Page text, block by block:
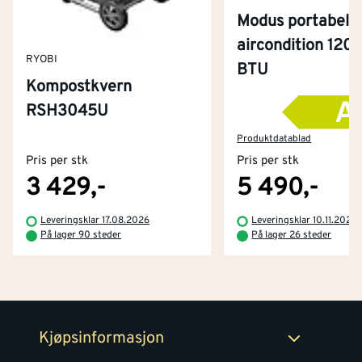
RYOBI
Kompostkvern
RSH3045U
Pris per stk
3 429,-
Leveringsklar 17.08.2026
På lager 90 steder
Modus portabel
aircondition
BTU
Produktdatablad
Pris per stk
5 490,-
Leveringsklar 10.11.2026
På lager 26 steder
Kjøpsinformasjon
Kjøpsbetingelser
Retur- og angrerettsskjema
Tjenester
Montér Klubb
Byggevarehus og åpningstider
Prismatch